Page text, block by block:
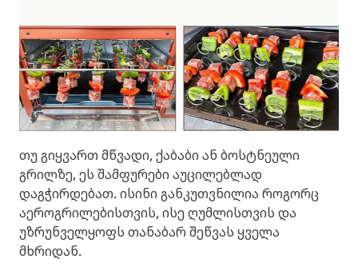
თუ გიყვართ მწვადი, ქაბაბი ან ბოსტნეული
გრილზე, ეს შამფურები აუცილებლად
დაგჭირდებათ. ისინი განკუთვნილია როგორც
აეროგრილებისთვის, ისე ღუმლისთვის და
უზრუნველყოფს თანაბარ შეწვას ყველა
მხრიდან.